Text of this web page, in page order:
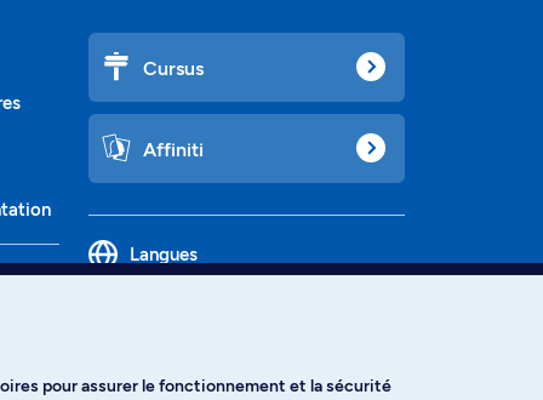
Cursus
Affiniti
Langues
pour assurer le fonctionnement et la sécurité